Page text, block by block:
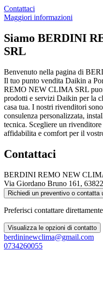
Contattaci
Maggiori informazioni
Siamo BERDINI
SRL
Benvenuto nella pagina di
Il tuo punto vendita Daikin a
REMO NEW CLIMA SRL puoi
prodotti e servizi Daikin per la
casa tua. I nostri rivenditori
consulenza personalizzata,
tecnica. Scegliere un
affidabilita e comfort per il
Contattaci
BERDINI REMO NEW
Via Giordano Bruno 161,
Richiedi un preventivo o contatta
Preferisci contattare
Visualizza le opzioni di contatto
berdininewclima@gmail.com
0734260055